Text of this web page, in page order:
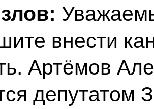
внести
Артёмов
депутатом